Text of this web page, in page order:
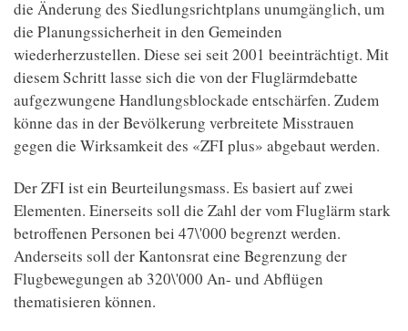
die Änderung des Siedlungsrichtplans unumgänglich, um
die Planungssicherheit in den Gemeinden
wiederherzustellen. Diese sei seit 2001 beeinträchtigt. Mit
diesem Schritt lasse sich die von der Fluglärmdebatte
aufgezwungene Handlungsblockade entschärfen. Zudem
könne das in der Bevölkerung verbreitete Misstrauen
gegen die Wirksamkeit des «ZFI plus» abgebaut werden.
Der ZFI ist ein Beurteilungsmass. Es basiert auf zwei
Elementen. Einerseits soll die Zahl der vom Fluglärm stark
betroffenen Personen bei 47\'000 begrenzt werden.
Anderseits soll der Kantonsrat eine Begrenzung der
Flugbewegungen ab 320\'000 An- und Abflügen
thematisieren können.